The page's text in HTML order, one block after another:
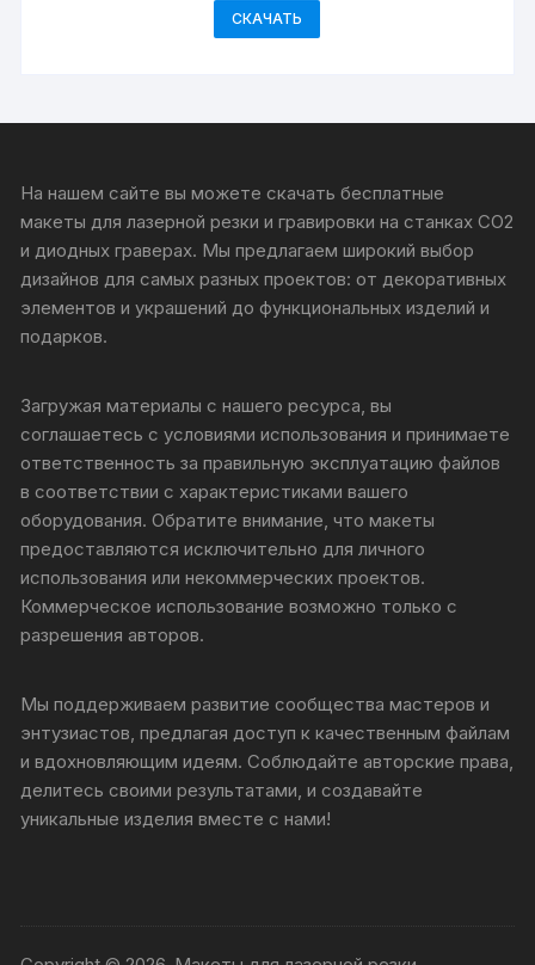
СКАЧАТЬ
На нашем сайте вы можете скачать бесплатные
макеты для лазерной резки и гравировки на станках CO2
и диодных граверах. Мы предлагаем широкий выбор
дизайнов для самых разных проектов: от декоративных
элементов и украшений до функциональных изделий и
подарков.
Загружая материалы с нашего ресурса, вы
соглашаетесь с условиями использования и принимаете
ответственность за правильную эксплуатацию файлов
в соответствии с характеристиками вашего
оборудования. Обратите внимание, что макеты
предоставляются исключительно для личного
использования или некоммерческих проектов.
Коммерческое использование возможно только с
разрешения авторов.
Мы поддерживаем развитие сообщества мастеров и
энтузиастов, предлагая доступ к качественным файлам
и вдохновляющим идеям. Соблюдайте авторские права,
делитесь своими результатами, и создавайте
уникальные изделия вместе с нами!